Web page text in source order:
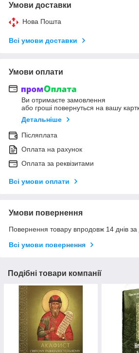
Умови доставки
Нова Пошта
Всі умови доставки
Умови оплати
Ви отримаєте замовлення
або гроші повернуться на вашу
Детальніше
Післяплата
Оплата на рахунок
Оплата за реквізитами
Всі умови оплати
Умови повернення
Повернення товару впродовж 14 днів
Всі умови повернення
Подібні товари компанії